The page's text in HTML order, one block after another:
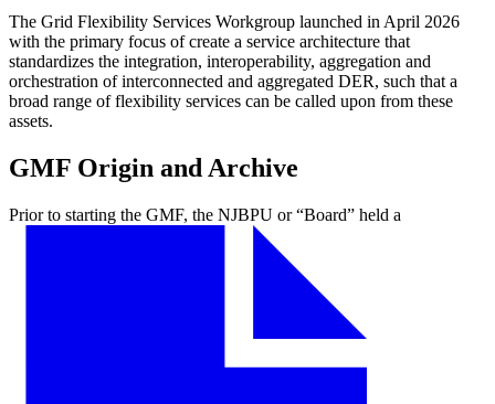
The Grid Flexibility Services Workgroup launched in April 2026
with the primary focus of create a service architecture that
standardizes the integration, interoperability, aggregation and
orchestration of interconnected and aggregated DER, such that a
broad range of flexibility services can be called upon from these
assets.​​​​‌ ‍ ​‍​‍‌‍ ‌ ​‍‌‍‍‌‌‍‌ ‌‍‍‌‌‍ ‍​‍​‍​ ‍‍​‍​‍‌ ​ ‌‍​‌‌‍ ‍‌‍‍‌‌ ‌​‌ ‍‌​‍ ‍‌‍‍‌‌‍ ​‍​‍​‍ ​​‍​‍‌‍‍​‌ ​‍‌‍‌‌‌‍‌‍​‍​‍​ ‍‍​‍​‍‌‍‍​‌ ‌​‌ ‌​‌ ​​​ ‍‍​‍ ​‍ ‌‍ ​‌‍ ‌‍​ ‌‍​‌‌‍ ​‌‍‍​‌‍ ‌ ​ ‌ ‌​​ ‍‍​ ​ ​ ​ ​ ​ ​ ​ ​‍ ‌‍‍‌‌‍ ‍‌ ‌​‌‍‌‌‌‍ ‍‌ ‌​​‍ ‌‍‌‌‌‍‌​‌‍‍‌‌ ‌​​‍ ‌‍ ‌‌‍ ‌‍‌​‌‍‌‌​ ‌‌ ​​‌ ​‍‌‍‌‌‌ ​ ‌‍‌‌‌‍ ‍‌ ‌​‌‍​‌‌ ‌​‌‍‍‌‌‍ ‌‍ ‍​ ‍ ‌‍‍‌‌‍‌​​ ‌​ ‌​‌‍‌‍​ ‌‍​ ‍‌​ ‌‌​ ​‌​ ‍​‌‍‌‍​‍ ‌​ ​ ​ ‌‍​ ​​​ ​ ​‍ ‌​ ‌​​ ‍​‌‍‌​​ ‌‍​‍ ‌​ ‍​‌‍​‍‌‍‌‍​ ‍​​‍ ‌​ ‍​​ ​​​ ​ ​ ‌‌​ ‌ ‌‍‌​​ ​​‌‍​‌​ ‌​​ ‍‌‌‍‌‍​ ‌‌​ ‍ ‌ ‌​‌ ‍‌‌ ​​‌‍‌‌​ ‌‌ ​​‌ ​‍‌‍ ‌‍‌ ‌ ​‍‌‍​‌‌‍ ‌​ ‍ ‌ ​​‌‍​‌‌ ‌​‌‍‍​​ ‌‌‍​ ‌‍ ‌‍ ‍‌ ‌​‌‍‌‌‌‍ ‍‌ ‌​‌‌​ ‌‍‌‌‌‍​ ‌ ‌​‌‍‍‌‌‍ ‌‍ ‍‌ ​ ​‍‌‌​ ‌‌‌​​‍‌‌ ‌‍‍ ‌‍‌‌‌ ‍‌​‍‌‌​ ​ ‌​‌​​‍‌‌​ ​ ‌​‌​​‍‌‌​ ​‍​ ​‍‌‍​‌‌‍​‍‌‍​‌‌‍​‌‌‍​‍‌‍‌‌​ ‌‍‌‍​‌​ ​‌‌‍‌‌​ ​‌‌‍‌‌​‍‌‌​ ​‍​ ​‍​‍‌‌​ ‌‌‌​‌​​‍ ‍‌‍​ ‌‍ ‌‍ ‍‌ ‌​‌‍‌‌‌‍ ‍‌ ‌​​‍‌‌​ ‌‌‌​​‍‌‌ ‌‍‍ ‌‍‌‌‌ ‍‌​‍‌‌​ ​ ‌​‌​​‍‌‌​ ​ ‌​‌​​‍‌‌​ ​‍​ ​‍‌‍‌‍​ ‌ ‌‍‌‌​ ‌ ‌‍​ ‌‍‌‌​ ​​​ ‌‍​ ​‍‌‍‌​​ ‌‍​ ‍​​‍‌‌​ ​‍​ ​‍​‍‌‌​ ‌‌‌​‌​​‍ ‍‌‍​ ‌‍‍​‌‍‍‌‌‍ ​‌‍‌​‌ ​‍‌‍‌‌‌‍ ‍​‍‌‌​ ‌‌‌​​‍‌‌ ‌‍‍ ‌‍‌‌‌ ‍‌​‍‌‌​ ​ ‌​‌​​‍‌‌​ ​ ‌​‌​​‍‌‌​ ​‍​ ​‍​ ‌​​ ​‌​ ‌‌​ ​‍‌‍‌​​ ​​​ ​‍​ ​‌​ ‌‌‌‍​‌​ ‌ ​ ​‍​‍‌‌​ ​‍​ ​‍​‍‌‌​ ‌‌‌​‌​​‍ ‍‌ ‌​‌‍‌‌‌ ‍​‌ ‌​​ ‌‍​‍‌‍​‌‌ ​ ‌‍‌‌‌‌‌‌‌ ​‍‌‍ ​​ ‌‌‍‍​‌ ‌​‌ ‌​‌ ​​​‍‌‌​ ​ ‌​​‌​‍‌‌​ ​‍‌​‌‍​‍‌‌​ ​‍‌​‌‍‌‍ ​‌‍ ‌‍​ ‌‍​‌‌‍ ​‌‍‍​‌‍ ‌ ​ ‌ ‌​​‍‌‌​ ​ ‌​​‌​ ​ ​ ​ ​ ​ ​ ​ ​‍‌‍‌‍‍‌‌‍‌​​ ‌​ ‌​‌‍‌‍​ ‌‍​ ‍‌​ ‌‌​ ​‌​ ‍​‌‍‌‍​‍ ‌​ ​ ​ ‌‍​ ​​​ ​ ​‍ ‌​ ‌​​ ‍​‌‍‌​​ ‌‍​‍ ‌​ ‍​‌‍​‍‌‍‌‍​ ‍​​‍ ‌​ ‍​​ ​​​ ​ ​ ‌‌​ ‌ ‌‍‌​​ ​​‌‍​‌​ ‌​​ ‍‌‌‍‌‍​ ‌‌​‍‌‍‌ ‌​‌ ‍‌‌ ​​‌‍‌‌​ ‌‌ ​​‌ ​‍‌‍ ‌‍‌ ‌ ​‍‌‍​‌‌‍ ‌​‍‌‍‌ ​​‌‍​‌‌ ‌​‌‍‍​​ ‌‌‍​ ‌‍ ‌‍ ‍‌ ‌​‌‍‌‌‌‍ ‍‌ ‌​‌‌​ ‌‍‌‌‌‍​ ‌ ‌​‌‍‍‌‌‍ ‌‍ ‍‌ ​ ​‍‌‌​ ‌‌‌​​‍‌‌ ‌‍‍ ‌‍‌‌‌ ‍‌​‍‌‌​ ​ ‌​‌​​‍‌‌​ ​ ‌​‌​​‍‌‌​ ​‍​ ​‍‌‍​‌‌‍​‍‌‍​‌‌‍​‌‌‍​‍‌‍‌‌​ ‌‍‌‍​‌​ ​‌‌‍‌‌​ ​‌‌‍‌‌​‍‌‌​ ​‍​ ​‍​‍‌‌​ ‌‌‌​‌​​‍ ‍‌‍​ ‌‍ ‌‍ ‍‌ ‌​‌‍‌‌‌‍ ‍‌ ‌​​‍‌‌​ ‌‌‌​​‍‌‌ ‌‍‍ ‌‍‌‌‌ ‍‌​‍‌‌​ ​ ‌​‌​​‍‌‌​ ​ ‌​‌​​‍‌‌​ ​‍​ ​‍‌‍‌‍​ ‌ ‌‍‌‌​ ‌ ‌‍​ ‌‍‌‌​ ​​​ ‌‍​ ​‍‌‍‌​​ ‌‍​ ‍​​‍‌‌​ ​‍​ ​‍​‍‌‌​ ‌‌‌​‌​​‍ ‍‌‍​ ‌‍‍​‌‍‍‌‌‍ ​‌‍‌​‌ ​‍‌‍‌‌‌‍ ‍​‍‌‌​ ‌‌‌​​‍‌‌ ‌‍‍ ‌‍‌‌‌ ‍‌​‍‌‌​ ​ ‌​‌​​‍‌‌​ ​ ‌​‌​​‍‌‌​ ​‍​ ​‍​ ‌​​ ​‌​ ‌‌​ ​‍‌‍‌​​ ​​​ ​‍​ ​‌​ ‌‌‌‍​‌​ ‌ ​ ​‍​‍‌‌​ ​‍​ ​‍​‍‌‌​ ‌‌‌​‌​​‍ ‍‌ ‌​‌‍‌‌‌ ‍​‌ ‌​​‍‌‍‌ ​​‌‍‌‌‌ ​‍‌ ​ ‌ ​​‌‍‌‌‌‍​ ‌ ‌​‌‍‍‌‌ ‌‍‌‍‌‌​ ‌‌ ​​‌ ‌‌‌‍​‍‌‍ ​‌‍‍‌‌ ​ ‌‍‍​‌‍‌‌‌‍‌​​‍​‍‌ ‌
GMF Origin and Archive​​​​‌ ‍ ​‍​‍‌‍ ‌ ​‍‌‍‍‌‌‍‌ ‌‍‍‌‌‍ ‍​‍​‍​ ‍‍​‍​‍‌ ​ ‌‍​‌‌‍ ‍‌‍‍‌‌ ‌​‌ ‍‌​‍ ‍‌‍‍‌‌‍ ​‍​‍​‍ ​​‍​‍‌‍‍​‌ ​‍‌‍‌‌‌‍‌‍​‍​‍​ ‍‍​‍​‍‌‍‍​‌ ‌​‌ ‌​‌ ​​​ ‍‍​‍ ​‍ ‌‍ ​‌‍ ‌‍​ ‌‍​‌‌‍ ​‌‍‍​‌‍ ‌ ​ ‌ ‌​​ ‍‍​ ​ ​ ​ ​ ​ ​ ​ ​‍ ‌‍‍‌‌‍ ‍‌ ‌​‌‍‌‌‌‍ ‍‌ ‌​​‍ ‌‍‌‌‌‍‌​‌‍‍‌‌ ‌​​‍ ‌‍ ‌‌‍ ‌‍‌​‌‍‌‌​ ‌‌ ​​‌ ​‍‌‍‌‌‌ ​ ‌‍‌‌‌‍ ‍‌ ‌​‌‍​‌‌ ‌​‌‍‍‌‌‍ ‌‍ ‍​ ‍ ‌‍‍‌‌‍‌​​ ‌​ ‌​‌‍‌‍​ ‌‍​ ‍‌​ ‌‌​ ​‌​ ‍​‌‍‌‍​‍ ‌​ ​ ​ ‌‍​ ​​​ ​ ​‍ ‌​ ‌​​ ‍​‌‍‌​​ ‌‍​‍ ‌​ ‍​‌‍​‍‌‍‌‍​ ‍​​‍ ‌​ ‍​​ ​​​ ​ ​ ‌‌​ ‌ ‌‍‌​​ ​​‌‍​‌​ ‌​​ ‍‌‌‍‌‍​ ‌‌​ ‍ ‌ ‌​‌ ‍‌‌ ​​‌‍‌‌​ ‌‌ ​​‌ ​‍‌‍ ‌‍‌ ‌ ​‍‌‍​‌‌‍ ‌​ ‍ ‌ ​​‌‍​‌‌ ‌​‌‍‍​​ ‌‌‍​ ‌‍ ‌‍ ‍‌ ‌​‌‍‌‌‌‍ ‍‌ ‌​‌‌​ ‌‍‌‌‌‍​ ‌ ‌​‌‍‍‌‌‍ ‌‍ ‍‌ ​ ​‍‌‌​ ‌‌‌​​‍‌‌ ‌‍‍ ‌‍‌‌‌ ‍‌​‍‌‌​ ​ ‌​‌​​‍‌‌​ ​ ‌​‌​​‍‌‌​ ​‍​ ​‍​ ​ ‌‍​‍‌‍‌‌​ ‍‌​ ​‍​ ‌‌​ ‌‌​ ​ ​ ​‌​ ‌ ​ ‍​‌‍​‍​‍‌‌​ ​‍​ ​‍​‍‌‌​ ‌‌‌​‌​​‍ ‍‌‍‍​‌‍‌‌‌‍​‌‌‍‌​‌‍‍‌‌‍ ‍‌‍‌ ​ ‌‍​‍‌‍​‌‌ ​ ‌‍‌‌‌‌‌‌‌ ​‍‌‍ ​​ ‌‌‍‍​‌ ‌​‌ ‌​‌ ​​​‍‌‌​ ​ ‌​​‌​‍‌‌​ ​‍‌​‌‍​‍‌‌​ ​‍‌​‌‍‌‍ ​‌‍ ‌‍​ ‌‍​‌‌‍ ​‌‍‍​‌‍ ‌ ​ ‌ ‌​​‍‌‌​ ​ ‌​​‌​ ​ ​ ​ ​ ​ ​ ​ ​‍‌‍‌‍‍‌‌‍‌​​ ‌​ ‌​‌‍‌‍​ ‌‍​ ‍‌​ ‌‌​ ​‌​ ‍​‌‍‌‍​‍ ‌​ ​ ​ ‌‍​ ​​​ ​ ​‍ ‌​ ‌​​ ‍​‌‍‌​​ ‌‍​‍ ‌​ ‍​‌‍​‍‌‍‌‍​ ‍​​‍ ‌​ ‍​​ ​​​ ​ ​ ‌‌​ ‌ ‌‍‌​​ ​​‌‍​‌​ ‌​​ ‍‌‌‍‌‍​ ‌‌​‍‌‍‌ ‌​‌ ‍‌‌ ​​‌‍‌‌​ ‌‌ ​​‌ ​‍‌‍ ‌‍‌ ‌ ​‍‌‍​‌‌‍ ‌​‍‌‍‌ ​​‌‍​‌‌ ‌​‌‍‍​​ ‌‌‍​ ‌‍ ‌‍ ‍‌ ‌​‌‍‌‌‌‍ ‍‌ ‌​‌‌​ ‌‍‌‌‌‍​ ‌ ‌​‌‍‍‌‌‍ ‌‍ ‍‌ ​ ​‍‌‌​ ‌‌‌​​‍‌‌ ‌‍‍ ‌‍‌‌‌ ‍‌​‍‌‌​ ​ ‌​‌​​‍‌‌​ ​ ‌​‌​​‍‌‌​ ​‍​ ​‍​ ​ ‌‍​‍‌‍‌‌​ ‍‌​ ​‍​ ‌‌​ ‌‌​ ​ ​ ​‌​ ‌ ​ ‍​‌‍​‍​‍‌‌​ ​‍​ ​‍​‍‌‌​ ‌‌‌​‌​​‍ ‍‌‍‍​‌‍‌‌‌‍​‌‌‍‌​‌‍‍‌‌‍ ‍‌‍‌ ​‍‌‍‌ ​​‌‍‌‌‌ ​‍‌ ​ ‌ ​​‌‍‌‌‌‍​ ‌ ‌​‌‍‍‌‌ ‌‍‌‍‌‌​ ‌‌ ​​‌ ‌‌‌‍​‍‌‍ ​‌‍‍‌‌ ​ ‌‍‍​‌‍‌‌‌‍‌​​‍​‍‌ ‌
Prior to starting the GMF, the NJBPU or “Board” held a ​​​​‌ ‍ ​‍​‍‌‍ ‌ ​‍‌‍‍‌‌‍‌ ‌‍‍‌‌‍ ‍​‍​‍​ ‍‍​‍​‍‌ ​ ‌‍​‌‌‍ ‍‌‍‍‌‌ ‌​‌ ‍‌​‍ ‍‌‍‍‌‌‍ ​‍​‍​‍ ​​‍​‍‌‍‍​‌ ​‍‌‍‌‌‌‍‌‍​‍​‍​ ‍‍​‍​‍‌‍‍​‌ ‌​‌ ‌​‌ ​​​ ‍‍​‍ ​‍ ‌‍ ​‌‍ ‌‍​ ‌‍​‌‌‍ ​‌‍‍​‌‍ ‌ ​ ‌ ‌​​ ‍‍​ ​ ​ ​ ​ ​ ​ ​ ​‍ ‌‍‍‌‌‍ ‍‌ ‌​‌‍‌‌‌‍ ‍‌ ‌​​‍ ‌‍‌‌‌‍‌​‌‍‍‌‌ ‌​​‍ ‌‍ ‌‌‍ ‌‍‌​‌‍‌‌​ ‌‌ ​​‌ ​‍‌‍‌‌‌ ​ ‌‍‌‌‌‍ ‍‌ ‌​‌‍​‌‌ ‌​‌‍‍‌‌‍ ‌‍ ‍​ ‍ ‌‍‍‌‌‍‌​​ ‌​ ‌​‌‍‌‍​ ‌‍​ ‍‌​ ‌‌​ ​‌​ ‍​‌‍‌‍​‍ ‌​ ​ ​ ‌‍​ ​​​ ​ ​‍ ‌​ ‌​​ ‍​‌‍‌​​ ‌‍​‍ ‌​ ‍​‌‍​‍‌‍‌‍​ ‍​​‍ ‌​ ‍​​ ​​​ ​ ​ ‌‌​ ‌ ‌‍‌​​ ​​‌‍​‌​ ‌​​ ‍‌‌‍‌‍​ ‌‌​ ‍ ‌ ‌​‌ ‍‌‌ ​​‌‍‌‌​ ‌‌ ​​‌ ​‍‌‍ ‌‍‌ ‌ ​‍‌‍​‌‌‍ ‌​ ‍ ‌ ​​‌‍​‌‌ ‌​‌‍‍​​ ‌‌‍​ ‌‍ ‌‍ ‍‌ ‌​‌‍‌‌‌‍ ‍‌ ‌​‌‌​ ‌‍‌‌‌‍​ ‌ ‌​‌‍‍‌‌‍ ‌‍ ‍‌ ​ ​‍‌‌​ ‌‌‌​​‍‌‌ ‌‍‍ ‌‍‌‌‌ ‍‌​‍‌‌​ ​ ‌​‌​​‍‌‌​ ​ ‌​‌​​‍‌‌​ ​‍​ ​‍​ ​ ‌‍​‍‌‍‌‌​ ‍‌​ ​‍​ ‌‌​ ‌‌​ ​ ​ ​‌​ ‌ ​ ‍​‌‍​‍​‍‌‌​ ​‍​ ​‍​‍‌‌​ ‌‌‌​‌​​‍ ‍‌‍​ ‌‍ ‌‍ ‍‌ ‌​‌‍‌‌‌‍ ‍‌ ‌​​‍‌‌​ ‌‌‌​​‍‌‌ ‌‍‍ ‌‍‌‌‌ ‍‌​‍‌‌​ ​ ‌​‌​​‍‌‌​ ​ ‌​‌​​‍‌‌​ ​‍​ ​‍​ ‌ ​ ‌‌‌‍‌‌​ ‍‌​ ‍‌​ ‌​‌‍‌‌​ ​‌​ ​‍​ ‌‍​ ​‌‌‍​‌​‍‌‌​ ​‍​ ​‍​‍‌‌​ ‌‌‌​‌​​‍ ‍‌‍​ ‌‍‍​‌‍‍‌‌‍ ​‌‍‌​‌ ​‍‌‍‌‌‌‍ ‍​‍‌‌​ ‌‌‌​​‍‌‌ ‌‍‍ ‌‍‌‌‌ ‍‌​‍‌‌​ ​ ‌​‌​​‍‌‌​ ​ ‌​‌​​‍‌‌​ ​‍​ ​‍​ ​‍​ ‌​​ ‌‍​ ‌‌‌‍​ ​ ​‌​ ‌‌​ ‌ ​ ‌​​ ​ ‌‍​ ​ ​​​‍‌‌​ ​‍​ ​‍​‍‌‌​ ‌‌‌​‌​​‍ ‍‌ ‌​‌‍‌‌‌ ‍​‌ ‌​​ ‌‍​‍‌‍​‌‌ ​ ‌‍‌‌‌‌‌‌‌ ​‍‌‍ ​​ ‌‌‍‍​‌ ‌​‌ ‌​‌ ​​​‍‌‌​ ​ ‌​​‌​‍‌‌​ ​‍‌​‌‍​‍‌‌​ ​‍‌​‌‍‌‍ ​‌‍ ‌‍​ ‌‍​‌‌‍ ​‌‍‍​‌‍ ‌ ​ ‌ ‌​​‍‌‌​ ​ ‌​​‌​ ​ ​ ​ ​ ​ ​ ​ ​‍‌‍‌‍‍‌‌‍‌​​ ‌​ ‌​‌‍‌‍​ ‌‍​ ‍‌​ ‌‌​ ​‌​ ‍​‌‍‌‍​‍ ‌​ ​ ​ ‌‍​ ​​​ ​ ​‍ ‌​ ‌​​ ‍​‌‍‌​​ ‌‍​‍ ‌​ ‍​‌‍​‍‌‍‌‍​ ‍​​‍ ‌​ ‍​​ ​​​ ​ ​ ‌‌​ ‌ ‌‍‌​​ ​​‌‍​‌​ ‌​​ ‍‌‌‍‌‍​ ‌‌​‍‌‍‌ ‌​‌ ‍‌‌ ​​‌‍‌‌​ ‌‌ ​​‌ ​‍‌‍ ‌‍‌ ‌ ​‍‌‍​‌‌‍ ‌​‍‌‍‌ ​​‌‍​‌‌ ‌​‌‍‍​​ ‌‌‍​ ‌‍ ‌‍ ‍‌ ‌​‌‍‌‌‌‍ ‍‌ ‌​‌‌​ ‌‍‌‌‌‍​ ‌ ‌​‌‍‍‌‌‍ ‌‍ ‍‌ ​ ​‍‌‌​ ‌‌‌​​‍‌‌ ‌‍‍ ‌‍‌‌‌ ‍‌​‍‌‌​ ​ ‌​‌​​‍‌‌​ ​ ‌​‌​​‍‌‌​ ​‍​ ​‍​ ​ ‌‍​‍‌‍‌‌​ ‍‌​ ​‍​ ‌‌​ ‌‌​ ​ ​ ​‌​ ‌ ​ ‍​‌‍​‍​‍‌‌​ ​‍​ ​‍​‍‌‌​ ‌‌‌​‌​​‍ ‍‌‍​ ‌‍ ‌‍ ‍‌ ‌​‌‍‌‌‌‍ ‍‌ ‌​​‍‌‌​ ‌‌‌​​‍‌‌ ‌‍‍ ‌‍‌‌‌ ‍‌​‍‌‌​ ​ ‌​‌​​‍‌‌​ ​ ‌​‌​​‍‌‌​ ​‍​ ​‍​ ‌ ​ ‌‌‌‍‌‌​ ‍‌​ ‍‌​ ‌​‌‍‌‌​ ​‌​ ​‍​ ‌‍​ ​‌‌‍​‌​‍‌‌​ ​‍​ ​‍​‍‌‌​ ‌‌‌​‌​​‍ ‍‌‍​ ‌‍‍​‌‍‍‌‌‍ ​‌‍‌​‌ ​‍‌‍‌‌‌‍ ‍​‍‌‌​ ‌‌‌​​‍‌‌ ‌‍‍ ‌‍‌‌‌ ‍‌​‍‌‌​ ​ ‌​‌​​‍‌‌​ ​ ‌​‌​​‍‌‌​ ​‍​ ​‍​ ​‍​ ‌​​ ‌‍​ ‌‌‌‍​ ​ ​‌​ ‌‌​ ‌ ​ ‌​​ ​ ‌‍​ ​ ​​​‍‌‌​ ​‍​ ​‍​‍‌‌​ ‌‌‌​‌​​‍ ‍‌ ‌​‌‍‌‌‌ ‍​‌ ‌​​‍‌‍‌ ​​‌‍‌‌‌ ​‍‌ ​ ‌ ​​‌‍‌‌‌‍​ ‌ ‌​‌‍‍‌‌ ‌‍‌‍‌‌​ ‌‌ ​​‌ ‌‌‌‍​‍‌‍ ​‌‍‍‌‌ ​ ‌‍‍​‌‍‌‌‌‍‌​​‍​‍‌ ‌